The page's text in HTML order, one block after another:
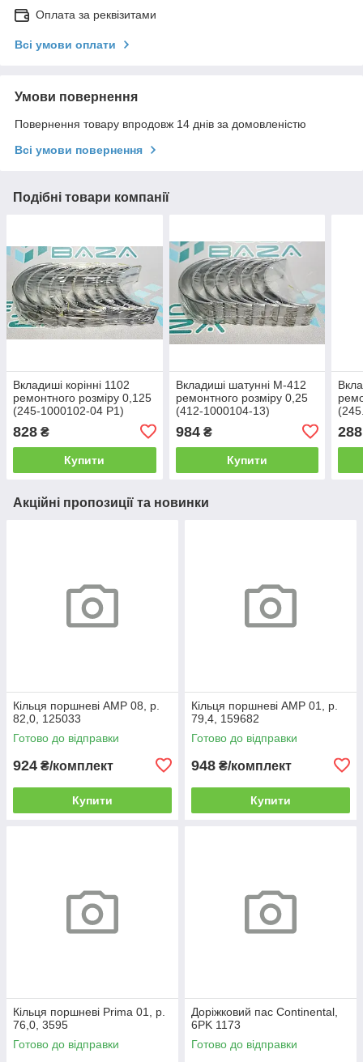
Оплата за реквізитами
Всі умови оплати
Умови повернення
Повернення товару впродовж 14 днів за домовленістю
Всі умови повернення
Подібні товари компанії
Вкладиші корінні 1102
ремонтного розміру 0,125
(245-1000102-04 Р1)
828 ₴
Купити
Вкладиші шатунні М-412
ремонтного розміру 0,25
(412-1000104-13)
984₴
Купити
288
Акційні пропозиції та новинки
Кільця поршневі AMP 08, р.
82,0, 125033
Готово до відправки
924 ₴/комплект
Купити
Кільця поршневі AMP 01, р.
79,4, 159682
Готово до відправки
948 ₴/комплект
Купити
Кільця поршневі Prima 01, р.
76,0, 3595
Готово до відправки
Доріжковий пас Continental,
6PK 1173
Готово до відправки